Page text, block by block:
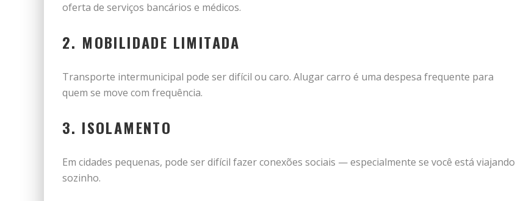
oferta de serviços bancários e médicos.
2. MOBILIDADE LIMITADA
Transporte intermunicipal pode ser difícil ou caro. Alugar carro é uma despesa frequente para
quem se move com frequência.
3. ISOLAMENTO
Em cidades pequenas, pode ser difícil fazer conexões sociais — especialmente se você está viajando
sozinho.